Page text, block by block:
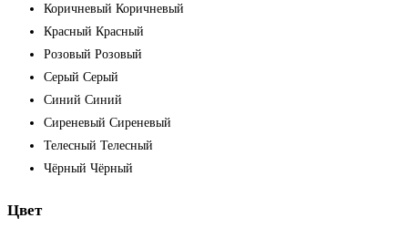
Коричневый Коричневый
Красный Красный
Розовый Розовый
Серый Серый
Синий Синий
Сиреневый Сиреневый
Телесный Телесный
Чёрный Чёрный
Цвет